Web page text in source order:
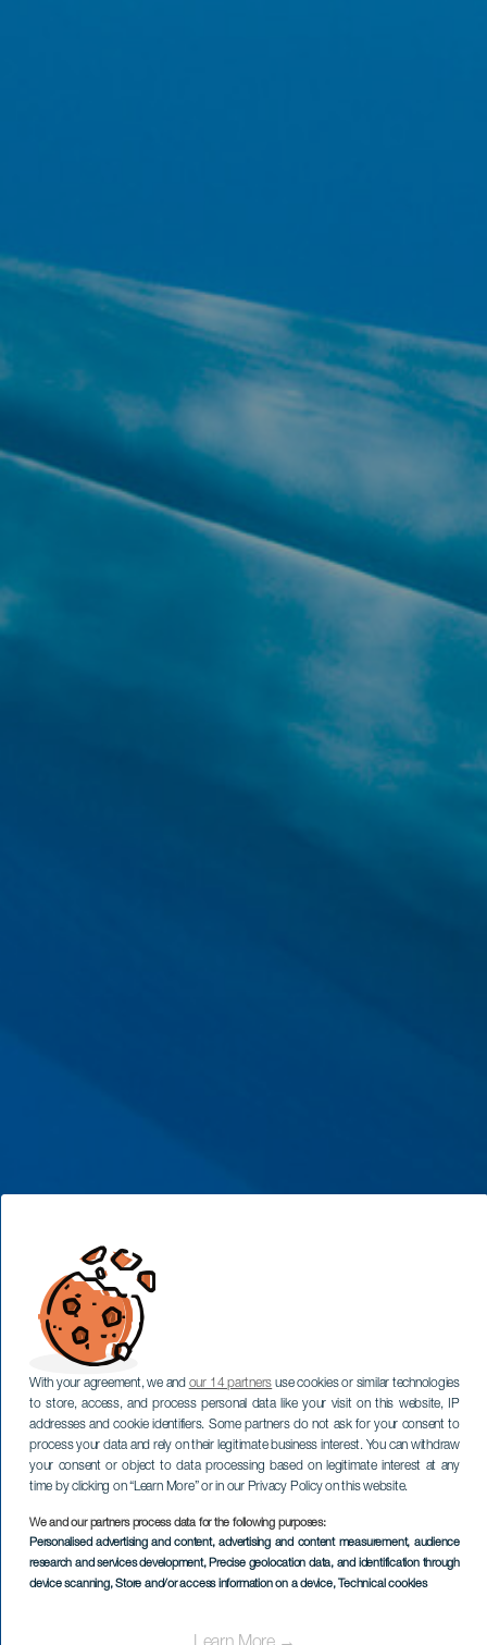
With your agreement, we and our 14 partners use cookies or similar technologies
to store, access, and process personal data like your visit on this website, IP
addresses and cookie identifiers. Some partners do not ask for your consent to
process your data and rely on their legitimate business interest. You can withdraw
your consent or object to data processing based on legitimate interest at any
time by clicking on “Learn More” or in our Privacy Policy on this website.
We and our partners process data for the following purposes:
Personalised advertising and content, advertising and content measurement, audience
research and services development, Precise geolocation data, and identification through
device scanning, Store and/or access information on a device, Technical cookies